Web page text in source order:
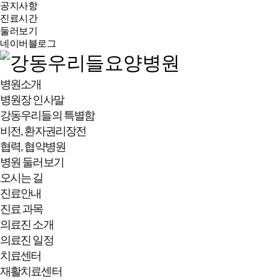
공지사항
진료시간
둘러보기
네이버블로그
병원소개
병원장 인사말
강동우리들의 특별함
비전, 환자권리장전
협력, 협약병원
병원 둘러보기
오시는 길
진료안내
진료 과목
의료진 소개
의료진 일정
치료센터
재활치료센터